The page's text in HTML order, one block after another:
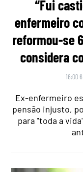
“Fui
enfermeiro
reformou-se
considera
16:00
Ex-enfermeiro
pensão injusto,
para "toda a